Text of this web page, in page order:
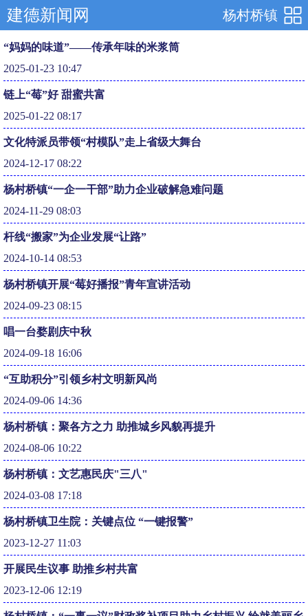
杨村桥镇
建德新闻网
“妈妈的味道”——传承年味的米浆筒
2025-01-23 10:47
链上“莓”好 甜蜜共富
2025-01-22 08:17
文化特派员带领“村模队”走上省级大舞台
2024-12-17 08:22
杨村桥镇“一企一干部”助力企业破解急难问题
2024-11-29 08:03
杆线“搬家”为企业发展“让路”
2024-10-14 08:53
杨村桥镇开展“莓好播报”青年宣讲活动
2024-09-23 08:15
唱一台婺剧庆中秋
2024-09-18 16:06
“互助积分”引领乡村文明新风尚
2024-09-06 14:36
杨村桥镇：聚各方之力 助推城乡风貌再提升
2024-08-06 10:22
杨村桥镇：文艺惠民庆"三八"
2024-03-08 17:18
杨村桥镇卫生院：关键点位 “一键报警”
2023-12-27 11:03
开展民生议事 助推乡村共富
2023-12-06 12:19